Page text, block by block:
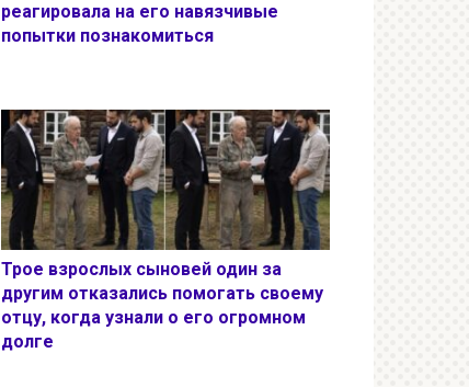
реагировала на его навязчивые
попытки познакомиться
Трое взрослых сыновей один за
другим отказались помогать своему
отцу, когда узнали о его огромном
долге